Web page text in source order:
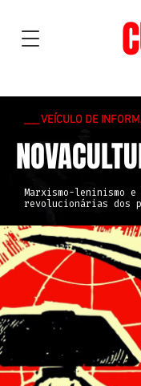
___ VEÍCULO DE
Marxismo-leninismo
revolucionárias dos